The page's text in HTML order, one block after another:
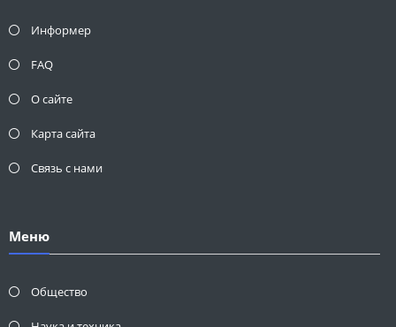
Информер
FAQ
О сайте
Карта сайта
Связь с нами
Меню
Общество